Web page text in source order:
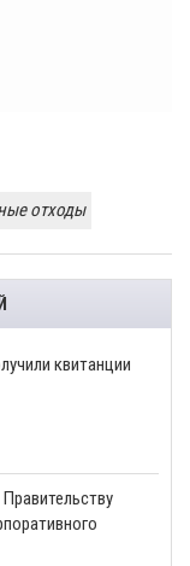
отходы
квитанции